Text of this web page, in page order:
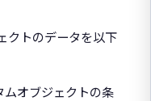
クトのデータを以下
ムオブジェクトの条